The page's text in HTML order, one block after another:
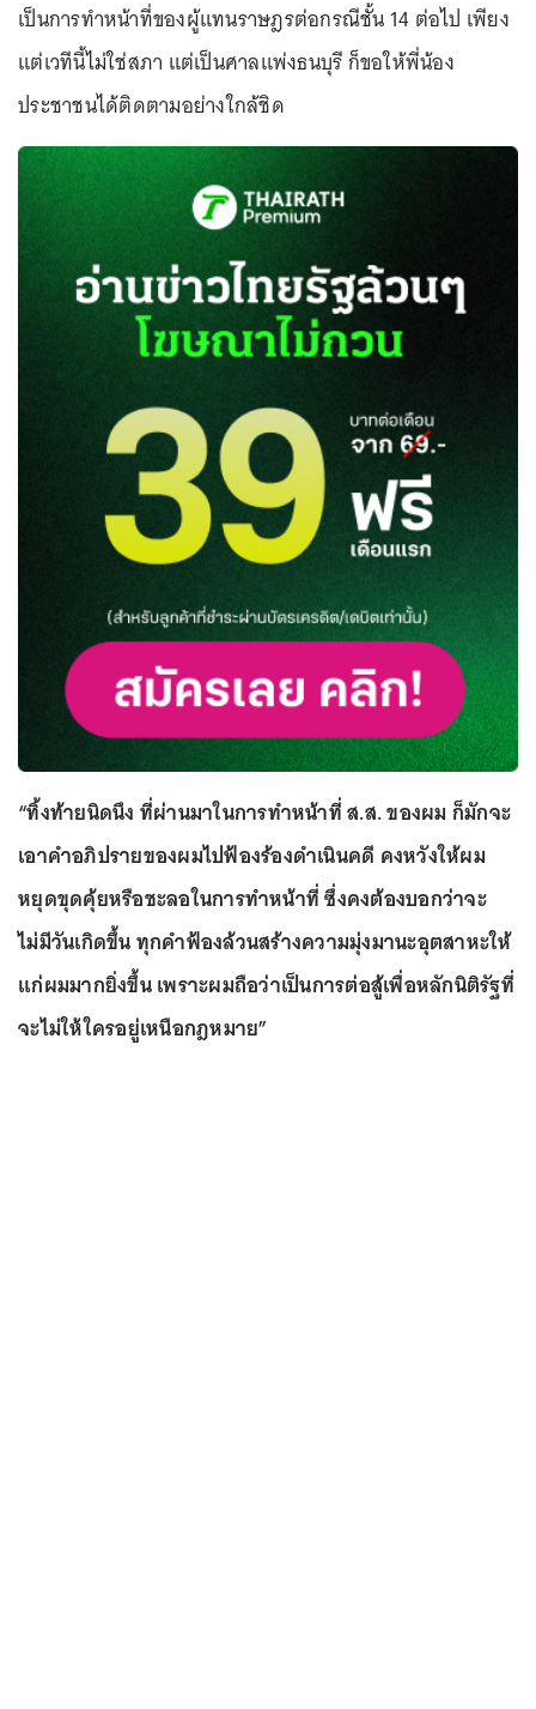
เป็นการทำหน้าที่ของผู้แทนราษฎรต่อกรณีชั้น 14 ต่อไป เพียง
แต่เวทีนี้ไม่ใช่สภา แต่เป็นศาลแพ่งธนบุรี ก็ขอให้พี่น้อง
ประชาชนได้ติดตามอย่างใกล้ชิด
“ทิ้งท้ายนิดนึง ที่ผ่านมาในการทำหน้าที่ ส.ส. ของผม ก็มักจะ
เอาคำอภิปรายของผมไปฟ้องร้องดำเนินคดี คงหวังให้ผม
หยุดขุดคุ้ยหรือชะลอในการทำหน้าที่ ซึ่งคงต้องบอกว่าจะ
ไม่มีวันเกิดขึ้น ทุกคำฟ้องล้วนสร้างความมุ่งมานะอุตสาหะให้
แก่ผมมากยิ่งขึ้น เพราะผมถือว่าเป็นการต่อสู้เพื่อหลักนิติรัฐที่
จะไม่ให้ใครอยู่เหนือกฎหมาย”